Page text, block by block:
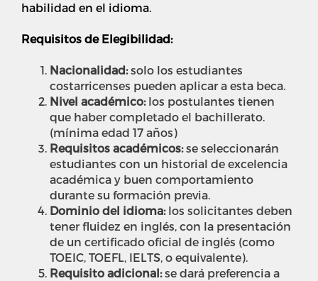
habilidad en el idioma.
Requisitos de Elegibilidad:
Nacionalidad:solo los estudiantes
costarricenses pueden aplicar a esta beca.
Nivel académico:los postulantes tienen
que haber completado el bachillerato.
(mínima edad 17 años)
Requisitos académicos: se seleccionarán
estudiantes con un historial de excelencia
académica y buen comportamiento
durante su formación previa.
Dominio del idioma:los solicitantes deben
tener fluidez en inglés, con la presentación
de un certificado oficial de inglés (como
TOEIC, TOEFL, IELTS, o equivalente).
Requisito adicional: se dará preferencia a